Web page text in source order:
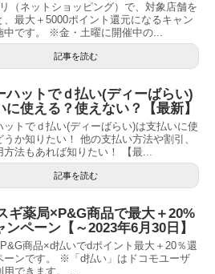
（ネットショッピング）で、対象店舗を
、最大＋5000ポイント還元になるキャン
中です。 ※金・土曜に開催中の...
記事を読む
ハットでｄ払い(ディーばらい)
に使える？使えない？【最新】
ットでｄ払い(ディーばらい)は支払いに使
うか知りたい！ 他の支払い方法や割引、
方法もあれば知りたい！ 【最...
記事を読む
ギ薬局×P&G商品で最大＋20%
ンペーン【～2023年6月30日】
商品×d払いでdポイント最大＋20％還
ーンです。 ※「d払い」はドコモユーザ
用できます。 ...